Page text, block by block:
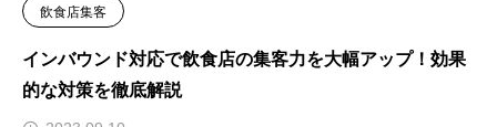
飲食店集客
インバウンド対応で飲食店の集客力を大幅アップ！効果
的な対策を徹底解説